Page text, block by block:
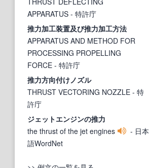
APPARATUS - 特許庁
推力加工装置及び推力加工方法
APPARATUS AND METHOD FOR
PROCESSING PROPELLING
FORCE - 特許庁
推力方向付けノズル
THRUST VECTORING NOZZLE - 特
許庁
ジェットエンジンの推力
the thrust of the jet engines
- 日本
語WordNet